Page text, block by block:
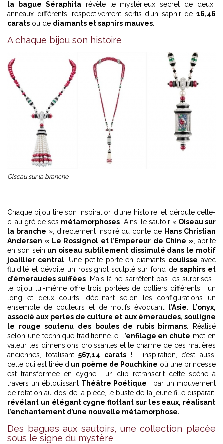
la bague Séraphitarévèle le mystérieux secret de deux
anneaux différents, respectivement sertis d’un saphir de 16,46
carats ou de diamants et saphirs mauves
A chaque bijou son histoire
Oiseau sur la branche
Chaque bijou tire son inspiration d’une histoire, et déroule celle-
ci au gré de ses métamorphoses . Ainsi le sautoir « Oiseau sur
la branche », directement inspiré du conte de Hans Christian
Andersen « Le Rossignol et l’Empereur de Chine » , abrite
en son sein un oiseau subtilement dissimulé dans le motif
joaillier central. Une petite porte en diamants coulisse avec
fluidité et dévoile un rossignol sculpté sur fond desaphirs et
d’émeraudes suiffées . Mais là ne s’arrêtent pas les surprises :
le bijou lui-même offre trois portées de colliers différents : un
long et deux courts, déclinant selon les configurations un
ensemble de couleurs et de motifs évoquant
l’Asie
L’onyx,
associé aux perles de culture et aux émeraudes, souligne
le rouge soutenu des boules de rubis birmans . Réalisé
selon une technique traditionnelle, l ’enfilage en chute met en
valeur les dimensions croissantes et le charme de ces matières
anciennes, totalisant567,14 carats ! . L’inspiration, c’est aussi
celle qui est tirée d’un poème de Pouchkine où une princesse
est transformée en cygne : un clip retranscrit cette scène à
travers un éblouissant Théâtre Poétique : par un mouvement
de rotation au dos de la pièce, le buste de la jeune fille disparaît,
révélant un élégant cygne flottant sur les eaux, réalisant
l’enchantement d’une nouvelle métamorphose.
Des bagues aux sautoirs, une collection placée
sous le signe du mystère